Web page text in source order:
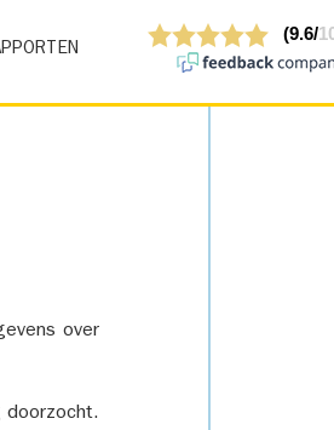
over
doorzocht.